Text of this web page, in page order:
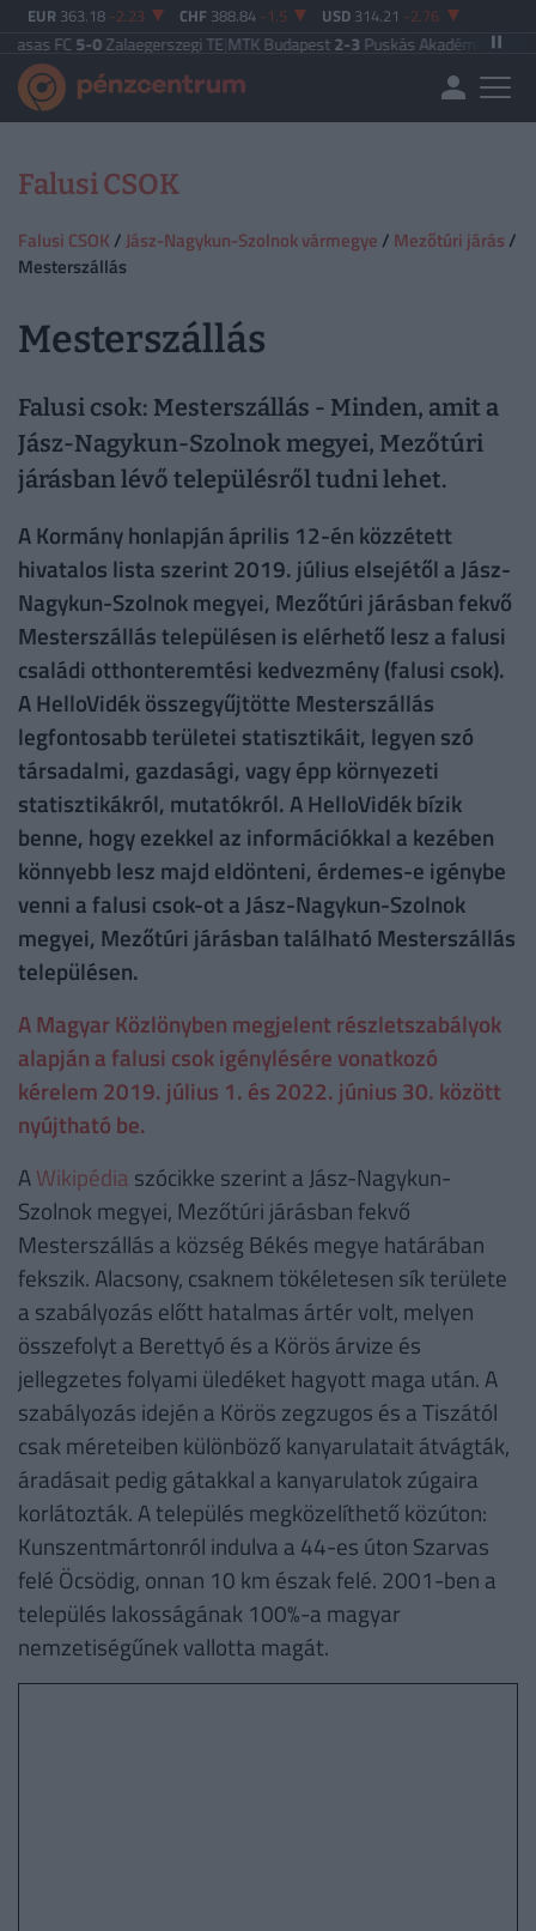
EUR 363.18 -2.23 CHF 388.84 -1.5 USD 314.21 -2.76
FC5-0Zalaegerszegi TE|MTK Budapest2-3Puskás Akadémia|
Falusi CSOK
Falusi CSOK /Jász-Nagykun-Szolnok vármegye / Mezőtúri járás /
Mesterszállás
Mesterszállás
Falusi csok: Mesterszállás - Minden, amit a
Jász-Nagykun-Szolnok megyei, Mezőtúri
járásban lévő településről tudni lehet.
A Kormány honlapján április 12-én közzétett
hivatalos lista szerint 2019. július elsejétől a Jász-
Nagykun-Szolnok megyei, Mezőtúri járásban fekvő
Mesterszállás településen is elérhető lesz a falusi
családi otthonteremtési kedvezmény (falusi csok).
A HelloVidék összegyűjtötte Mesterszállás
legfontosabb területei statisztikáit, legyen szó
társadalmi, gazdasági, vagy épp környezeti
statisztikákról, mutatókról. A HelloVidék bízik
benne, hogy ezekkel az információkkal a kezében
könnyebb lesz majd eldönteni, érdemes-e igénybe
venni a falusi csok-ot a Jász-Nagykun-Szolnok
megyei, Mezőtúri járásban található Mesterszállás
településen.
A Magyar Közlönyben megjelent részletszabályok
alapján a falusi csok igénylésére vonatkozó
kérelem 2019. július 1. és 2022. június 30. között
nyújtható be.
AWikipédia szócikke szerint a Jász-Nagykun-
Szolnok megyei, Mezőtúri járásban fekvő
Mesterszállás a község Békés megye határában
fekszik. Alacsony, csaknem tökéletesen sík területe
a szabályozás előtt hatalmas ártér volt, melyen
összefolyt a Berettyó és a Körös árvize és
jellegzetes folyami üledéket hagyott maga után. A
szabályozás idején a Körös zegzugos és a Tiszától
csak méreteiben különböző kanyarulatait átvágták,
áradásait pedig gátakkal a kanyarulatok zúgaira
korlátozták. A település megközelíthető közúton:
Kunszentmártonról indulva a 44-es úton Szarvas
felé Öcsödig, onnan 10 km észak felé. 2001-ben a
település lakosságának 100%-a magyar
nemzetiségűnek vallotta magát.